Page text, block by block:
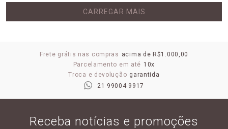
CARREGAR MAIS
Frete grátis nas compras acima de R$1.000,00
Parcelamento em até 10x
Troca e devolução garantida
21 99004 9917
Receba notícias e promoções